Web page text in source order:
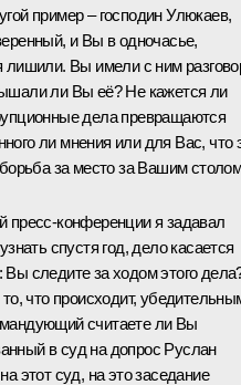
пример – господин Улюкаев,
и Вы в одночасье,
лишили. Вы имели с ним
ли Вы её? Не кажется ли
дела превращаются
ли мнения или для Вас, что
за место за Вашим
пресс-конференции я задавал
спустя год, дело касается
следите за ходом этого
что происходит,
считаете ли Вы
в суд на допрос Руслан
этот суд, на это заседание